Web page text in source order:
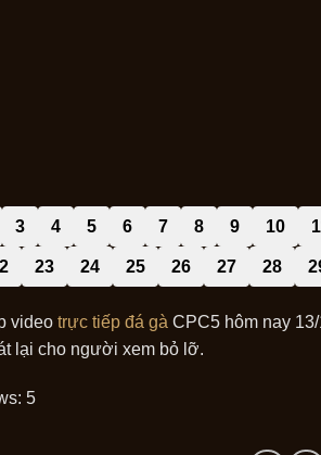
3 4 5 6 7 8 9 10
23 24 25 26 27 28
video trực tiếp đá gà CPC5 hôm nay
lại cho người xem bỏ lỡ.
5